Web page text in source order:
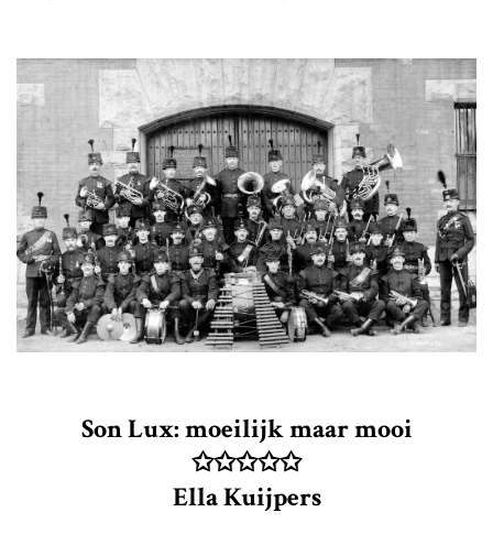
Son Lux: moeilijk maar mooi
✩✩✩✩✩
Ella Kuijpers